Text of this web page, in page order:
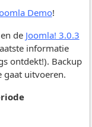
Demo!
de Joomla! 3.0.3
informatie
ontdekt!). Backup
gaat uitvoeren.